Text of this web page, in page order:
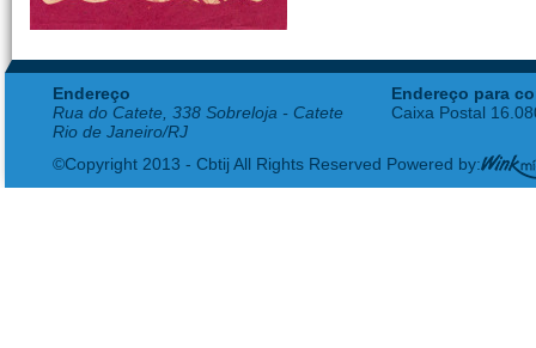
Endereço
Rua do Catete, 338 Sobreloja - Catete
Rio de Janeiro/RJ
Endereço para
Caixa Postal
©Copyright 2013 - Cbtij All Rights Reserved Powered by: